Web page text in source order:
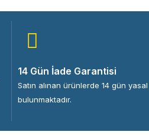
14 Gün İade Garantisi
Satın alınan ürünlerde 14 gün
bulunmaktadır.